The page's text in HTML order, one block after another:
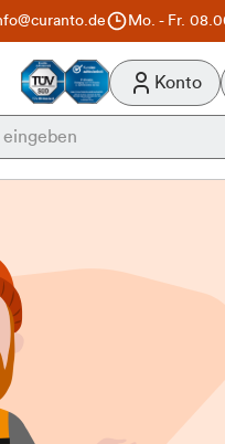
Mo. - Fr.
Konto